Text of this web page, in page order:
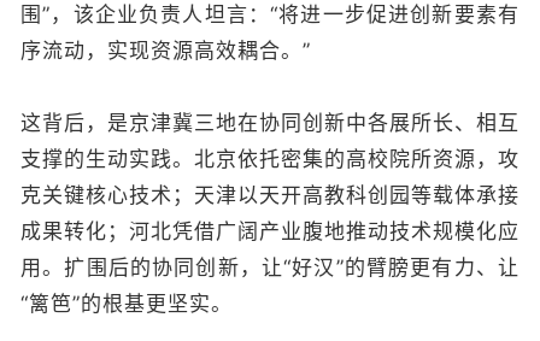
围”，该企业负责人坦言：“将进一步促进创新要素有
序流动，实现资源高效耦合。”
这背后，是京津冀三地在协同创新中各展所长、相互
支撑的生动实践。北京依托密集的高校院所资源，攻
克关键核心技术；天津以天开高教科创园等载体承接
成果转化；河北凭借广阔产业腹地推动技术规模化应
用。扩围后的协同创新，让“好汉”的臂膀更有力、让
“篱笆”的根基更坚实。